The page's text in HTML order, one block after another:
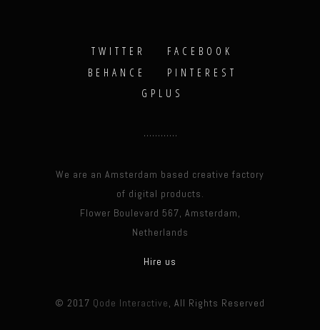
TWITTER
FACEBOOK
BEHANCE
PINTEREST
GPLUS
We are an Amsterdam based creative factory
of digital products.
Flower Boulevard 567, Amsterdam,
Netherlands
Hire us
© 2017 Qode Interactive, All Rights Reserved